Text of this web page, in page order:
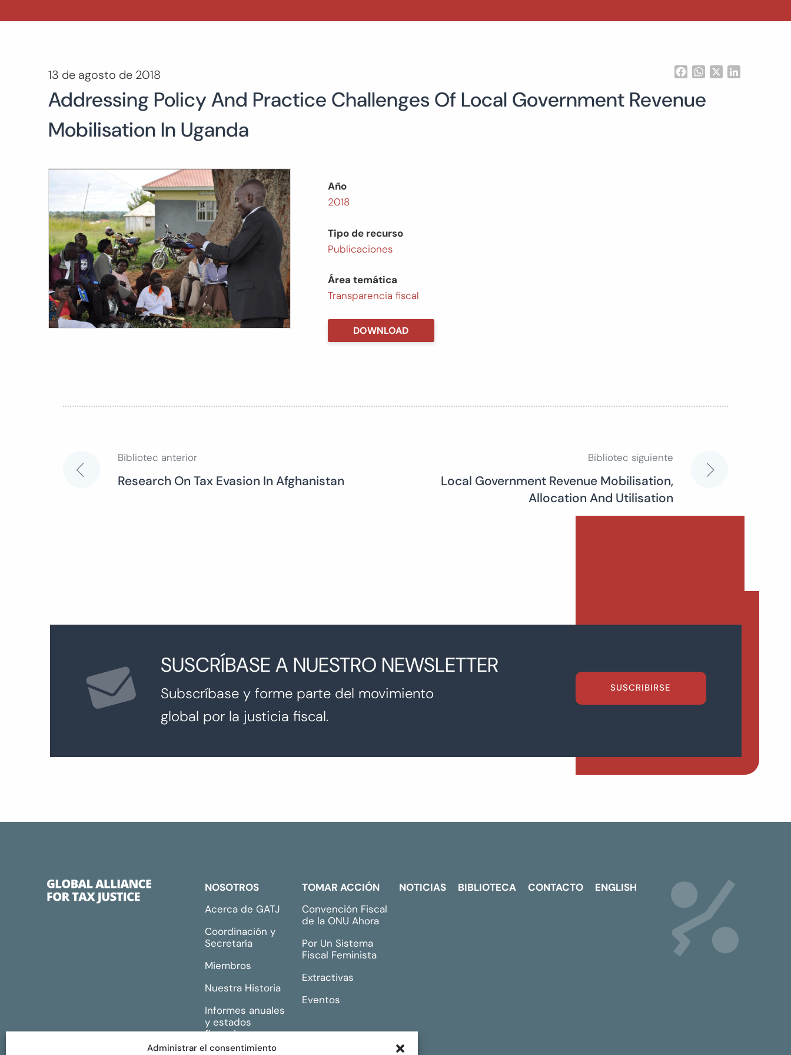
Administrar el consentimiento
13 de agosto de 2018 FacebookWhatsApp
Addressing Policy And Practice Challenges Of Local Government Revenue
Mobilisation In Uganda
Año
2018
Tipo de recurso
Publicaciones
Área temática
Transparencia fiscal
DOWNLOAD
Navegación
Bibliotec anterior
Research On Tax Evasion In Afghanistan
Bibliotec siguiente
Local Government Revenue Mobilisation,
Allocation And Utilisation
SUSCRÍBASE A NUESTRO NEWSLETTER
Subscríbase y forme parte del movimiento
global por la justicia fiscal.
SUSCRIBIRSE
NOSOTROS
Acerca de GATJ
Coordinación y
Secretaría
Miembros
Nuestra Historia
Informes anuales
y estados
financieros
TOMAR ACCIÓN
Convención Fiscal
de la ONU Ahora
Por Un Sistema
Fiscal Feminista
Extractivas
Eventos
NOTICIAS BIBLIOTECA CONTACTO ENGLISH